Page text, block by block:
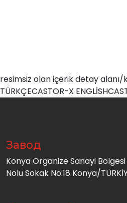
resimsiz olan içerik detay
TÜRKÇECASTOR-X ENGLİSH
Завод
Konya Organize Sanayi
Nolu Sokak No:18 Konya/